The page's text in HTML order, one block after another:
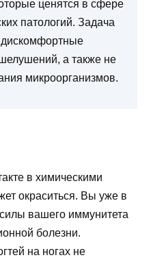
ценятся в сфере
патологий. Задача
дискомфортные
а также не
микроорганизмов.
в химическими
окраситься. Вы уже в
вашего иммунитета
болезни.
на ногах не